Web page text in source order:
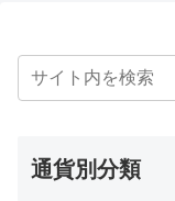
通貨別分類